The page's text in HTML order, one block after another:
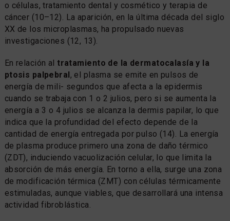
o células, tratamiento dental y cosmético y terapia de
cáncer (10–12). La aparición, en la última década del siglo
XX de los microplasmas, ha propulsado nuevas
investigaciones (12, 13).
En relación al tratamiento de la dermatocalasía y la
ptosis palpebral, el plasma se emite en pulsos de
energía de mili- segundos que afecta a la epidermis
cuando se trabaja con 1 o 2 julios, pero si se aumenta la
energía a 3 o 4 julios se alcanza la dermis papilar, lo que
indica que la profundidad del efecto depende de la
cantidad de energía entregada por pulso (14). La energía
de plasma produce primero una zona de daño térmico
(ZDT), induciendo vacuolización celular, lo que limita la
absorción de más energía. En torno a ella, surge una zona
de modificación térmica (ZMT) con células térmicamente
estimuladas, aunque viables, que desarrollará una intensa
actividad fibroblástica.